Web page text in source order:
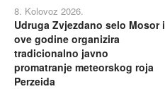
8. Kolovoz 2026.
Udruga Zvjezdano selo Mosor i
ove godine organizira
tradicionalno javno
promatranje meteorskog roja
Perzeida